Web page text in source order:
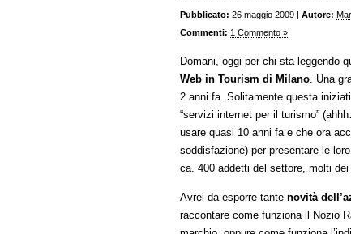
Pubblicato: 26 maggio 2009 | Autore:
Commenti: 1 Commento »
Domani, oggi per chi sta leggendo
Web in Tourism di Milano. Una
2 anni fa. Solitamente questa
“servizi internet per il turismo”
usare quasi 10 anni fa e che ora
soddisfazione) per presentare le
ca. 400 addetti del settore, molti
Avrei da esporre tante novità
raccontare come funziona il Nozio